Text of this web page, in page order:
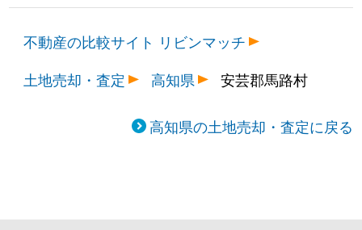
不動産の比較サイト リビンマッチ
土地売却・査定
高知県 安芸郡馬路村
高知県の土地売却・査定に戻る